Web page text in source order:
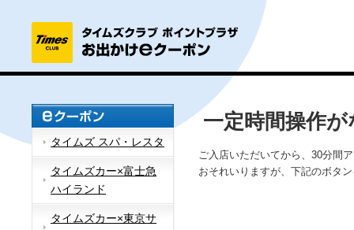
タイムズ スパ・レスタ
タイムズカー×富士急
ハイランド
タイムズカー×東京サ
一定時間操作
ご入店いただいてから、30分間
おそれいりますが、下記のボタ